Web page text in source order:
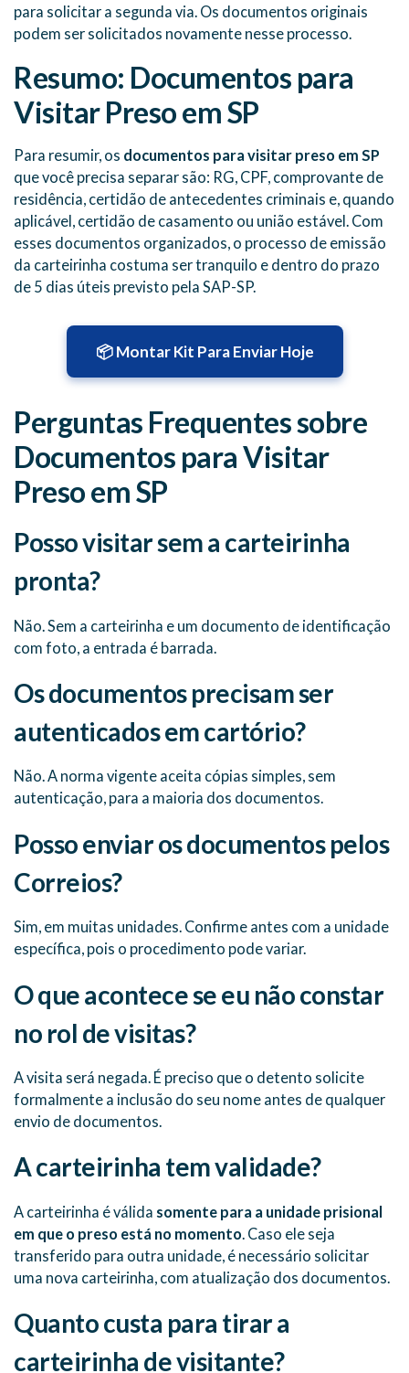
para solicitar a segunda via. Os documentos originais
podem ser solicitados novamente nesse processo.
Resumo: Documentos para
Visitar Preso em SP
Para resumir, os documentos para visitar preso em SP
que você precisa separar são: RG, CPF, comprovante de
residência, certidão de antecedentes criminais e, quando
aplicável, certidão de casamento ou união estável. Com
esses documentos organizados, o processo de emissão
da carteirinha costuma ser tranquilo e dentro do prazo
de 5 dias úteis previsto pela SAP-SP.
📦 Montar Kit Para Enviar Hoje
Perguntas Frequentes sobre
Documentos para Visitar
Preso em SP
Posso visitar sem a carteirinha
pronta?
Não. Sem a carteirinha e um documento de identificação
com foto, a entrada é barrada.
Os documentos precisam ser
autenticados em cartório?
Não. A norma vigente aceita cópias simples, sem
autenticação, para a maioria dos documentos.
Posso enviar os documentos pelos
Correios?
Sim, em muitas unidades. Confirme antes com a unidade
específica, pois o procedimento pode variar.
O que acontece se eu não constar
no rol de visitas?
A visita será negada. É preciso que o detento solicite
formalmente a inclusão do seu nome antes de qualquer
envio de documentos.
A carteirinha tem validade?
A carteirinha é válida somente para a unidade prisional
em que o preso está no momento . Caso ele seja
transferido para outra unidade, é necessário solicitar
uma nova carteirinha, com atualização dos documentos.
Quanto custa para tirar a
carteirinha de visitante?